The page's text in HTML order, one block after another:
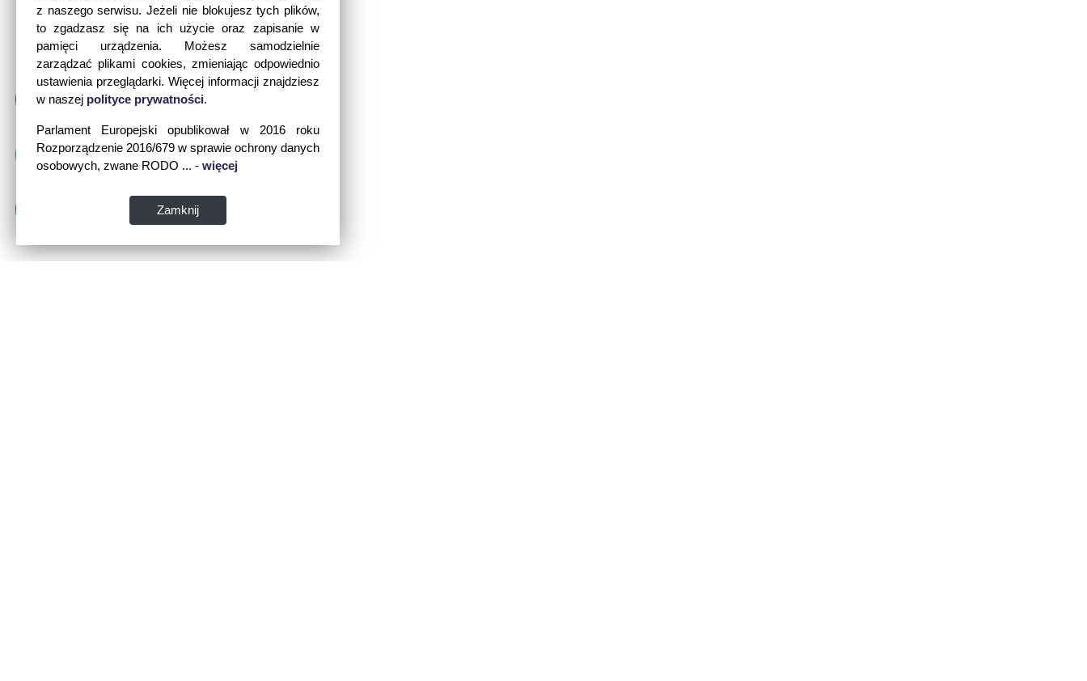
z naszego serwisu. Jeżeli nie blokujesz tych plików,
to zgadzasz się na ich użycie oraz zapisanie w
pamięci urządzenia. Możesz samodzielnie
zarządzać plikami cookies, zmieniając odpowiednio
ustawienia przeglądarki. Więcej informacji znajdziesz
w naszej polityce prywatności.
Parlament Europejski opublikował w 2016 roku
Rozporządzenie 2016/679 w sprawie ochrony danych
osobowych, zwane RODO ... - więcej
Zamknij